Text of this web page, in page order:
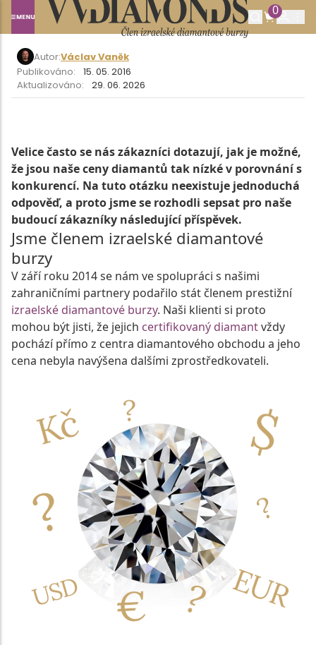
0
CENOVÁ POLITIKA VVDIAMONDS
Autor:Václav Vaněk
Publikováno:
15. 05. 2016
Aktualizováno:
29. 06. 2026
Velice často se nás zákazníci dotazují, jak je možné,
že jsou naše ceny diamantů tak nízké v porovnání s
konkurencí. Na tuto otázku neexistuje jednoduchá
odpověď, a proto jsme se rozhodli sepsat pro naše
budoucí zákazníky následující příspěvek.
Jsme členem izraelské diamantové
burzy
V září roku 2014 se nám ve spolupráci s našimi
zahraničními partnery podařilo stát členem prestižní
izraelské diamantové burzy. Naši klienti si proto
mohou být jisti, že jejich certifikovaný diamantvždy
pochází přímo z centra diamantového obchodu a jeho
cena nebyla navýšena dalšími zprostředkovateli.